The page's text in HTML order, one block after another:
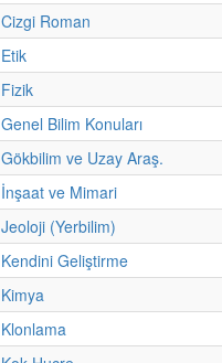
Cizgi Roman
Etik
Fizik
Genel Bilim Konuları
Gökbilim ve Uzay Araş.
İnşaat ve Mimari
Jeoloji (Yerbilim)
Kendini Geliştirme
Kimya
Klonlama